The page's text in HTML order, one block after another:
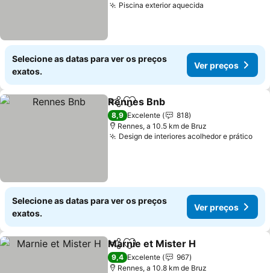
Piscina exterior aquecida
Selecione as datas para ver os preços
exatos.
Ver preços
PartilharAdicionar aos favoritos
Rennes Bnb
8,9 Excelente
818
Rennes, a 10.5 km de Bruz
Design de interiores acolhedor e prático
Selecione as datas para ver os preços
exatos.
Ver preços
PartilharAdicionar aos favoritos
Marnie et Mister H
9,4 Excelente
967
Rennes, a 10.8 km de Bruz